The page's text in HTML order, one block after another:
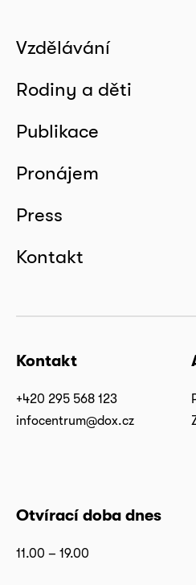
Vzdělávání
Rodiny a děti
Publikace
Pronájem
Press
Kontakt
Kontakt
+420 295 568 123
infocentrum@dox.cz
Otvírací doba dnes
11.00 – 19.00